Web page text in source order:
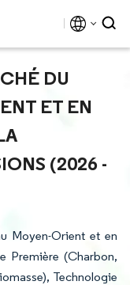
DU
ET EN
(2026 -
Moyen-Orient et en
Première (Charbon,
Technologie